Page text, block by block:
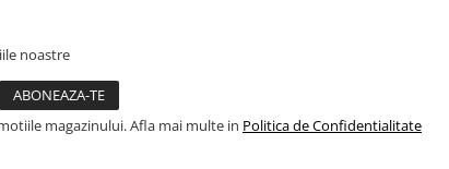
noastre
magazinului. Afla mai multe in Politica de Confidentialitate